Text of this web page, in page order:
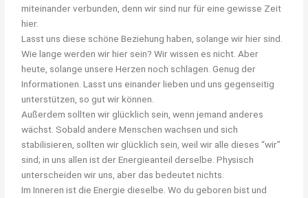
miteinander verbunden, denn wir sind nur für eine gewisse Zeit
hier.
Lasst uns diese schöne Beziehung haben, solange wir hier sind.
Wie lange werden wir hier sein? Wir wissen es nicht. Aber
heute, solange unsere Herzen noch schlagen. Genug der
Informationen. Lasst uns einander lieben und uns gegenseitig
unterstützen, so gut wir können.
Außerdem sollten wir glücklich sein, wenn jemand anderes
wächst. Sobald andere Menschen wachsen und sich
stabilisieren, sollten wir glücklich sein, weil wir alle dieses “wir”
sind; in uns allen ist der Energieanteil derselbe. Physisch
unterscheiden wir uns, aber das bedeutet nichts.
Im Inneren ist die Energie dieselbe. Wo du geboren bist und